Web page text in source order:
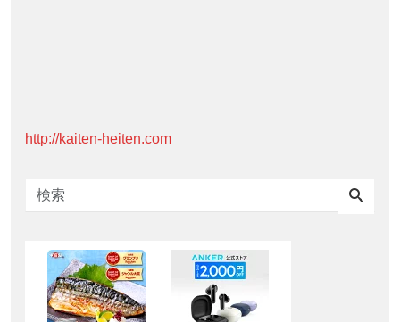
http://kaiten-heiten.com